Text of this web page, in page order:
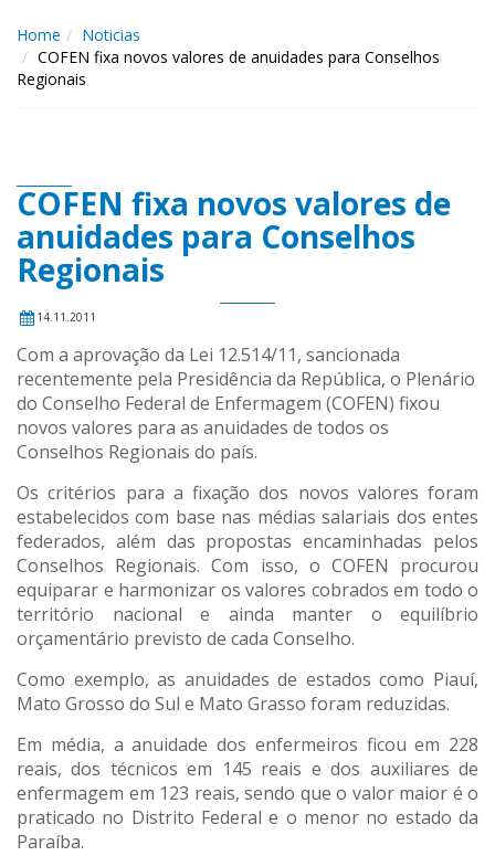
Home
Noticias
COFEN fixa novos valores de anuidades para Conselhos
Regionais
COFEN fixa novos valores de
anuidades para Conselhos
Regionais
14.11.2011
Com a aprovação da Lei 12.514/11, sancionada
recentemente pela Presidência da República, o Plenário
do Conselho Federal de Enfermagem (COFEN) fixou
novos valores para as anuidades de todos os
Conselhos Regionais do país.
Os critérios para a fixação dos novos valores foram
estabelecidos com base nas médias salariais dos entes
federados, além das propostas encaminhadas pelos
Conselhos Regionais. Com isso, o COFEN procurou
equiparar e harmonizar os valores cobrados em todo o
território nacional e ainda manter o equilíbrio
orçamentário previsto de cada Conselho.
Como exemplo, as anuidades de estados como Piauí,
Mato Grosso do Sul e Mato Grasso foram reduzidas.
Em média, a anuidade dos enfermeiros ficou em 228
reais, dos técnicos em 145 reais e dos auxiliares de
enfermagem em 123 reais, sendo que o valor maior é o
praticado no Distrito Federal e o menor no estado da
Paraíba.